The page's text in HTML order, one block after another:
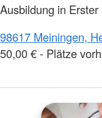
Ausbildung in
98617 Meiningen,
50,00 € - Plätze